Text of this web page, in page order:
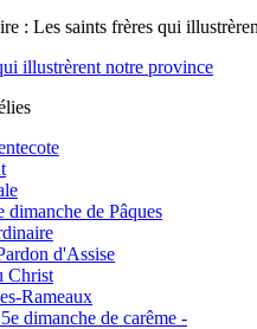
: Les saints frères qui
illustrèrent notre province
dimanche de Pâques
d'Assise
Christ
Rameaux
dimanche de carême -